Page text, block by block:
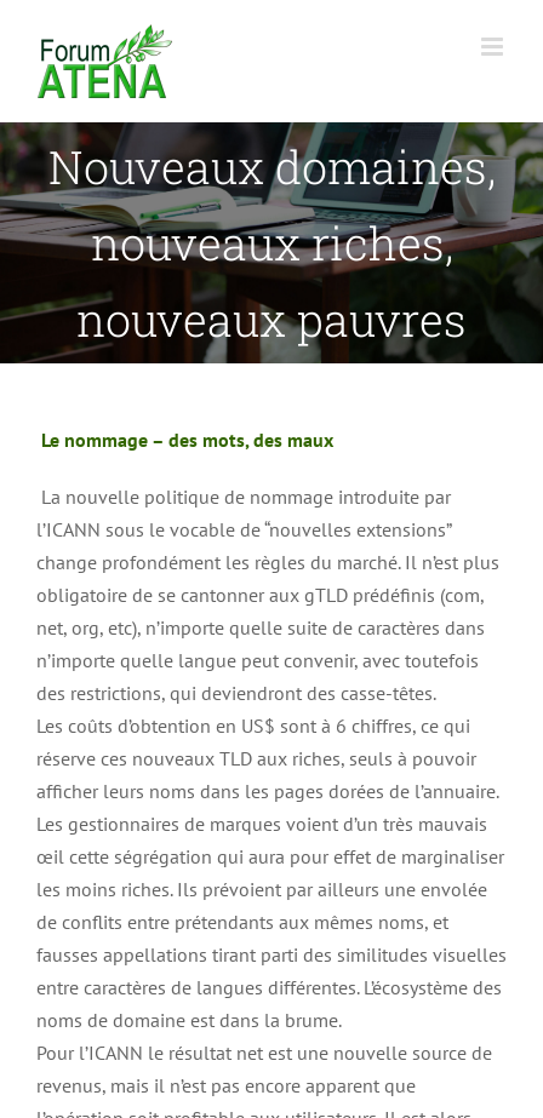
contenu
Nouveaux domaines,
nouveaux riches,
nouveaux pauvres
Le nommage – des mots, des maux
La nouvelle politique de nommage introduite par
l’ICANN sous le vocable de “nouvelles extensions”
change profondément les règles du marché. Il n’est plus
obligatoire de se cantonner aux gTLD prédéfinis (com,
net, org, etc), n’importe quelle suite de caractères dans
n’importe quelle langue peut convenir, avec toutefois
des restrictions, qui deviendront des casse-têtes.
Les coûts d’obtention en US$ sont à 6 chiffres, ce qui
réserve ces nouveaux TLD aux riches, seuls à pouvoir
afficher leurs noms dans les pages dorées de l’annuaire.
Les gestionnaires de marques voient d’un très mauvais
œil cette ségrégation qui aura pour effet de marginaliser
les moins riches. Ils prévoient par ailleurs une envolée
de conflits entre prétendants aux mêmes noms, et
fausses appellations tirant parti des similitudes visuelles
entre caractères de langues différentes. L’écosystème des
noms de domaine est dans la brume.
Pour l’ICANN le résultat net est une nouvelle source de
revenus, mais il n’est pas encore apparent que